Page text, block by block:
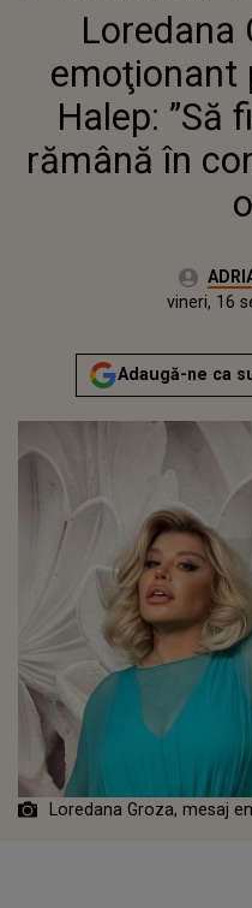
Loredana
emoţionant
Halep: ”Să
rămână în
Autor:
joi, 16 septembrie 2021Actualizat:
vineri, 16
Adaugă-ne ca
Loredana Groza, mesaj